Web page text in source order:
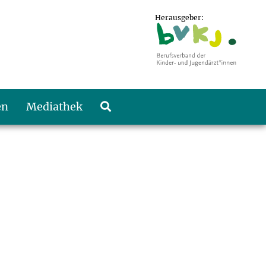
Herausgeber:
Mediathek